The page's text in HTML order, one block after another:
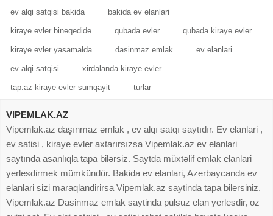
ev alqi satqisi bakida bakida ev elanlari
kiraye evler bineqedide qubada evler qubada kiraye evler
kiraye evler yasamalda dasinmaz emlak ev elanlari
ev alqi satqisi xirdalanda kiraye evler
tap.az kiraye evler sumqayit turlar
VIPEMLAK.AZ
Vipemlak.az daşınmaz əmlak , ev alqı satqı saytıdır. Ev elanlari ,
ev satisi , kiraye evler axtarırsızsa Vipemlak.az ev elanlari
saytında asanlıqla tapa bilərsiz. Saytda müxtəlif emlak elanlari
yerlesdirmek mümkündür. Bakida ev elanlari, Azerbaycanda ev
elanlari sizi maraqlandirirsa Vipemlak.az saytinda tapa bilersiniz.
Vipemlak.az Dasinmaz emlak saytinda pulsuz elan yerlesdir, oz